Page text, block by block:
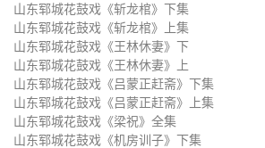
山东花鼓戏《小姑贤》选段
山东花鼓戏《王婆骂鸡》
山东花鼓戏《说黑》选段 山东花鼓戏
山东花鼓戏《三告李彦明》上
山东郓城花鼓戏《斩龙棺》下集
山东郓城花鼓戏《斩龙棺》上集
山东郓城花鼓戏《王林休妻》下
山东郓城花鼓戏《王林休妻》上
山东郓城花鼓戏《吕蒙正赶斋》下集
山东郓城花鼓戏《吕蒙正赶斋》上集
山东郓城花鼓戏《梁祝》全集
山东郓城花鼓戏《机房训子》下集